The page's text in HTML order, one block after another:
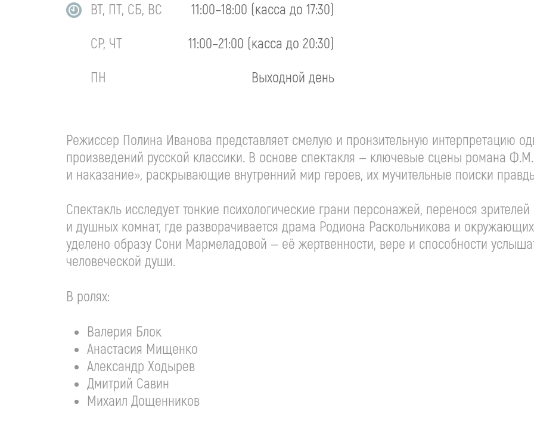
ВТ, ПТ, СБ, ВС
11:00–18:00 (касса до 17:30)
СР, ЧТ
11:00–21:00 (касса до 20:30)
ПН
Выходной день
Режиссер Полина Иванова представляет смелую и пронзительную интерпретацию
произведений русской классики. В основе спектакля — ключевые сцены романа Ф.М.
и наказание», раскрывающие внутренний мир героев, их мучительные поиски
Спектакль исследует тонкие психологические грани персонажей, перенося
и душных комнат, где разворачивается драма Родиона Раскольникова и
уделено образу Сони Мармеладовой — её жертвенности, вере и способности
человеческой души.
В ролях:
Валерия Блок
Анастасия Мищенко
Александр Ходырев
Дмитрий Савин
Михаил Дощенников